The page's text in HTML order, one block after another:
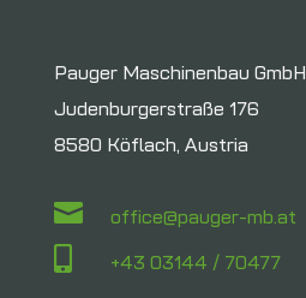
Pauger Maschinenbau GmbH
Judenburgerstraße 176
8580 Köflach, Austria
 office@pauger-mb.at
 +43 03144 / 70477